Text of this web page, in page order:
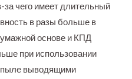
за чего имеет длительный
в разы больше в
основе и КПД
при использовании
пыле выводящими